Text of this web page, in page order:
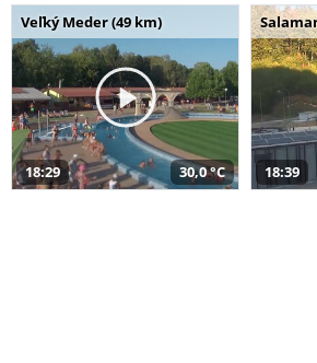
Veľký Meder (49 km)
18:29 30,0 °C 18:39